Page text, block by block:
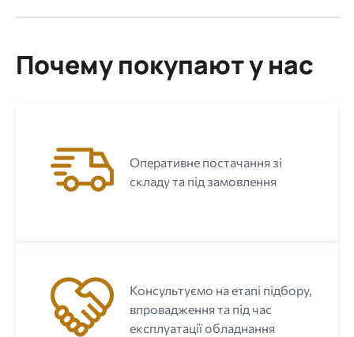
Почему покупают у нас
Оперативне постачання зі
складу та під замовлення
Консультуємо на етапі підбору,
впровадження та під час
експлуатації обладнання